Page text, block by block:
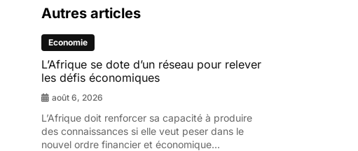
Autres articles
Economie
L’Afrique se dote d’un réseau pour relever
les défis économiques
août 6, 2026
L’Afrique doit renforcer sa capacité à produire
des connaissances si elle veut peser dans le
nouvel ordre financier et économique...